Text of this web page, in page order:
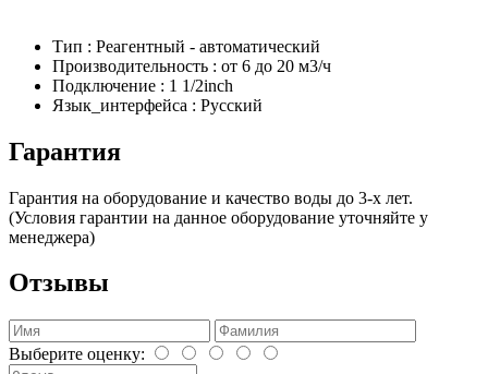
Тип : Реагентный - автоматический
Производительность : от 6 до 20 м3/ч
Подключение : 1 1/2inch
Язык_интерфейса : Русский
Гарантия
Гарантия на оборудование и качество воды до 3-х лет.
(Условия гарантии на данное оборудование уточняйте у
менеджера)
Отзывы
Выберите оценку: